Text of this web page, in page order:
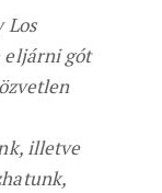
Los
eljárni gót
illetve